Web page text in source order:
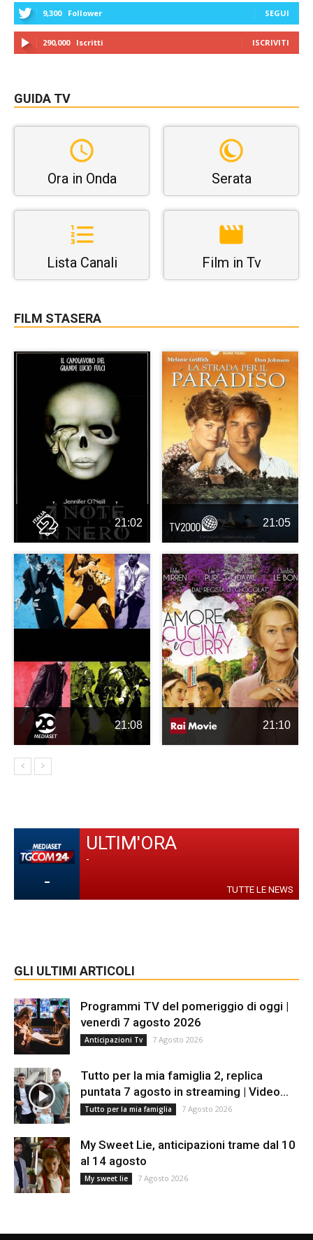
9,300 Follower SEGUI
290,000 Iscritti ISCRIVITI
GUIDA TV
Ora in Onda Serata
Lista Canali Film in Tv
FILM STASERA
21:02 21:05
21:08 21:10
-
ULTIM'ORA
-
TUTTE LE NEWS
GLI ULTIMI ARTICOLI
Programmi TV del pomeriggio di oggi |
venerdì 7 agosto 2026
Anticipazioni Tv 7 Agosto 2026
Tutto per la mia famiglia 2, replica
puntata 7 agosto in streaming | Video...
Tutto per la mia famiglia 7 Agosto 2026
My Sweet Lie, anticipazioni trame dal 10
al 14 agosto
My sweet lie 7 Agosto 2026